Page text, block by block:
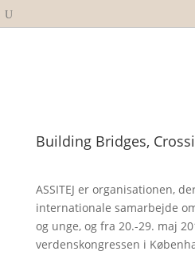
Building Bridges,
ASSITEJ er organisationen,
internationale samarbejde
og unge, og fra 20.-29. maj
verdenskongressen i